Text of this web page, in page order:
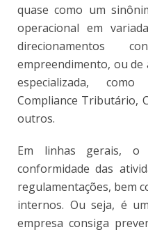
quase como um
operacional em
empreendimento, ou de
especializada, como
Compliance Tributário,
outros.
Em linhas gerais, o
conformidade das
regulamentações, bem
internos. Ou seja, é
empresa consiga